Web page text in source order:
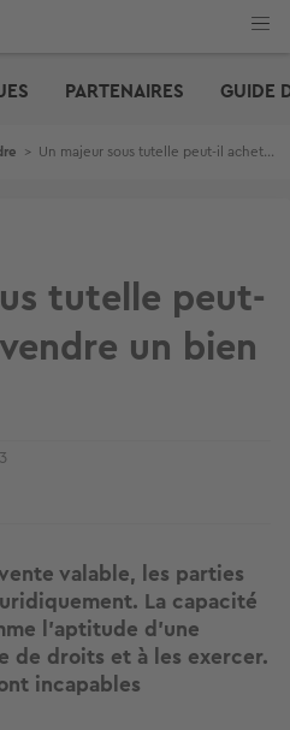
PARTENAIRES GUIDE
> Un majeur sous tutelle peut-il acheter ou vendre un bien immobilier ?
tutelle peut-
un bien
valable, les parties
La capacité
l'aptitude d'une
de droits et à les exercer.
incapables